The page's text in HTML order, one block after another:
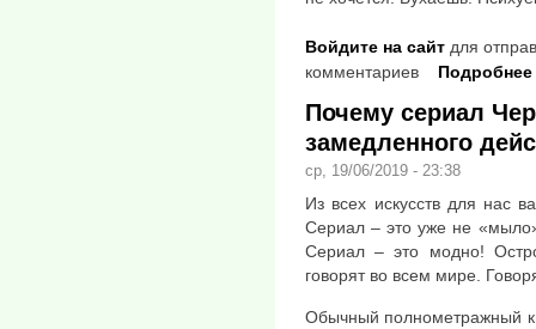
Войдите на сайт для
комментариев
Подробнее
Почему сериал
замедленного
ср, 19/06/2019 - 23:38
Из всех искусств для нас
Сериал – это уже не
Сериал – это модно!
говорят во всем мире.
Обычный полнометражный